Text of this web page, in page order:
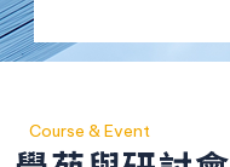
Course & Event